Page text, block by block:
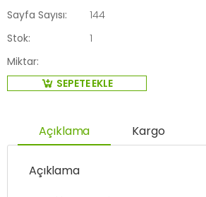
Sayfa Sayısı:
144
Stok:
1
Miktar:
SEPETE EKLE
Açıklama Kargo
Açıklama